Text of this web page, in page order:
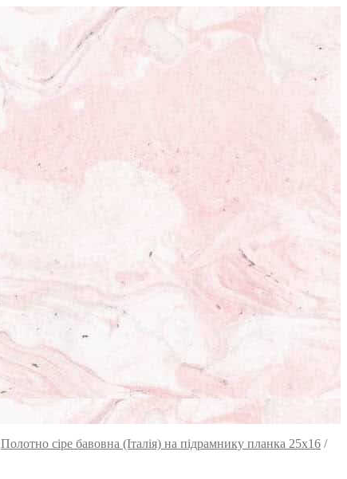
Полотно сіре бавовна (Італія) на підрамнику планка 25х16 /